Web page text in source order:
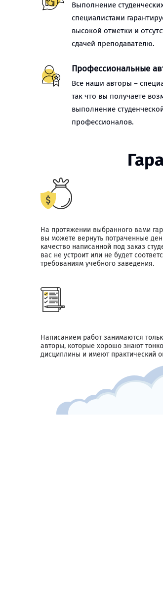
Выполнение
специалистами
высокой отметки и
сдачей преподавателю.
Профессиональные
Все наши авторы –
так что вы получаете
выполнение
профессионалов.
На протяжении выбранного вами
вы можете вернуть потраченные
качество написанной под заказ
вас не устроит или не будет
требованиям учебного заведения.
Написанием работ занимаются
авторы, которые хорошо знают
дисциплины и имеют практический